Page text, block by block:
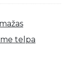
telpa